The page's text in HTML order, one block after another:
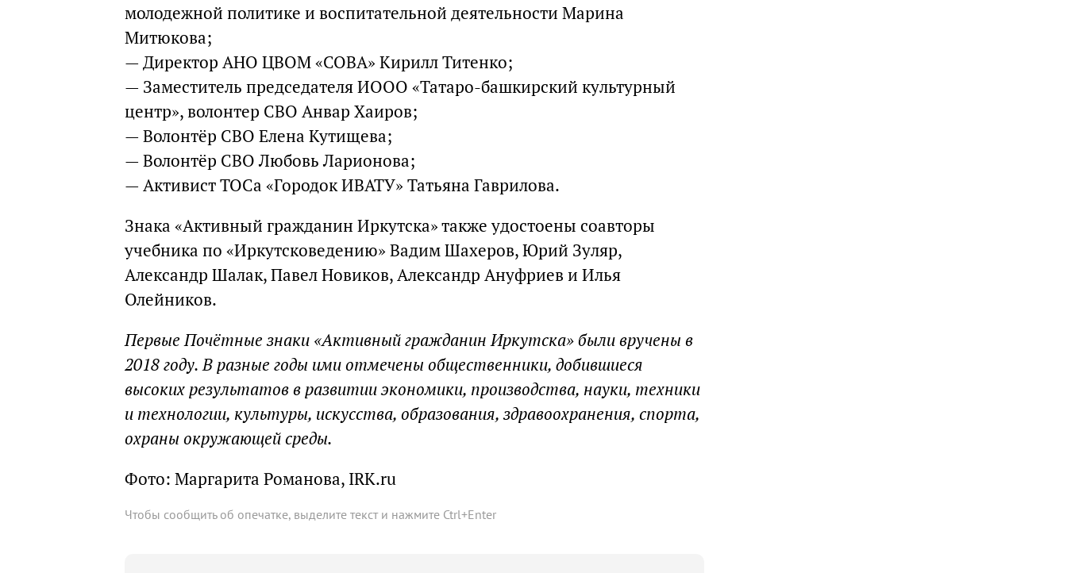
молодежной политике и воспитательной деятельности Марина
Митюкова;
— Директор АНО ЦВОМ «СОВА» Кирилл Титенко;
— Заместитель председателя ИООО «Татаро-башкирский культурный
центр», волонтер СВО Анвар Хаиров;
— Волонтёр СВО Елена Кутищева;
— Волонтёр СВО Любовь Ларионова;
— Активист ТОСа «Городок ИВАТУ» Татьяна Гаврилова.
Знака «Активный гражданин Иркутска» также удостоены соавторы
учебника по «Иркутсковедению» Вадим Шахеров, Юрий Зуляр,
Александр Шалак, Павел Новиков, Александр Ануфриев и Илья
Олейников.
Первые Почётные знаки «Активный гражданин Иркутска» были вручены в
2018 году. В разные годы ими отмечены общественники, добившиеся
высоких результатов в развитии экономики, производства, науки, техники
и технологии, культуры, искусства, образования, здравоохранения, спорта,
охраны окружающей среды.
Фото: Маргарита Романова, IRK.ru
Чтобы сообщить об опечатке, выделите текст и нажмите Ctrl+Enter